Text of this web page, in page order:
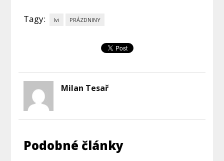
Tagy: lvi PRÁZDNINY
Milan Tesař
Podobné články